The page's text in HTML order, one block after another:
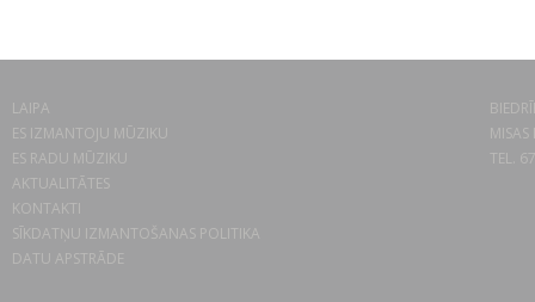
LAIPA
ES IZMANTOJU MŪZIKU
ES RADU MŪZIKU
AKTUALITĀTES
KONTAKTI
SĪKDATŅU IZMANTOŠANAS POLITIKA
DATU APSTRĀDE
TEL.